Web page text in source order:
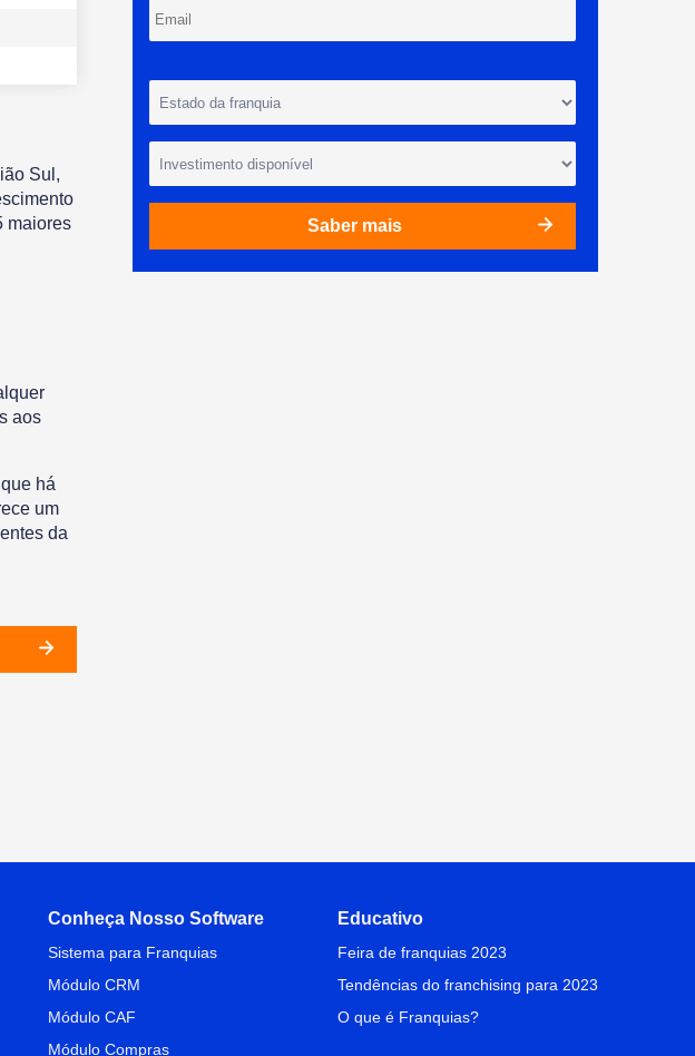
Sul,
maiores
aos
há
um
da
Saber mais
Conheça Nosso Software
Sistema para Franquias
Módulo CRM
Módulo CAF
Módulo Compras
Educativo
Feira de franquias 2023
Tendências do franchising para 2023
O que é Franquias?